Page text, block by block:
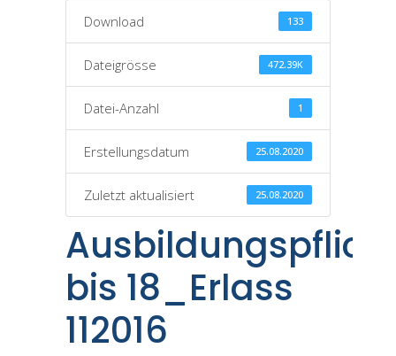
Download 133
Dateigrösse 472.39K
Datei-Anzahl 1
Erstellungsdatum 25.08.2020
Zuletzt aktualisiert 25.08.2020
bis 18_Erlass
112016